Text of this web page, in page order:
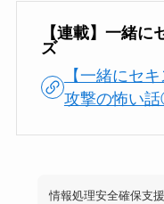
【連載】一緒
ズ
【一緒にセ
攻撃の怖い
情報処理安全確保支